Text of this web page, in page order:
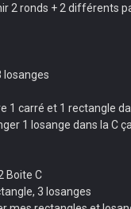
2 ronds + 2 différents
losanges
1 carré et 1 rectangle
1 losange dans la C
Boite C
3 losanges